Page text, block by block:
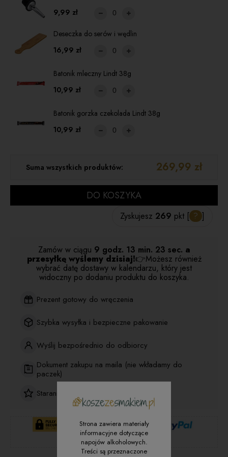
Batonik gorzka czekolada Lindt 38g
10,99 zł
Deseczka do serów i wędlin
16,99 zł
9,99 zł
Batonik mleczny Lindt 38g
10,99 zł
Suma wszystkich produktów: 269,99 zł
DO KOSZYKA
Zyskujesz 269 pkt [ ? ]
Zamów w ciągu 9 godz. 13 min. 23 sec. a
przesyłkę wyślemy dzisiaj!👉Możesz również
wybrać datę dostawy w kalendarzu, który jest
widoczny po dodaniu produktu do koszyka.
Prezent gotowy do wręczenia
Szybka wysyłka i bezpieczne pakowanie
Wyślij bezpośrednio do odbiorcy
Dokument zakupu na maila (nie wkładamy do
paczek)
Starannie dobrane produkty premium
Strona zawiera materiały
informacyjne dotyczące
napojów alkoholowych.
Treści są przeznaczone